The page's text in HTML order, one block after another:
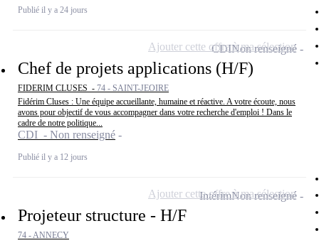
Publié il y a 24 jours
Chef de projets applications (H/F)
FIDERIM CLUSES - 74 - SAINT-JEOIRE
Fidérim Cluses : Une équipe accueillante, humaine et réactive. A votre écoute, nous
avons pour objectif de vous accompagner dans votre recherche d'emploi ! Dans le
cadre de notre politique...
CDI - Non renseigné
Publié il y a 12 jours
CDINon renseigné
Ajouter cette offre à ma sélection
Projeteur structure - H/F
74 - ANNECY
IntérimNon renseigné
Ajouter cette offre à ma sélection